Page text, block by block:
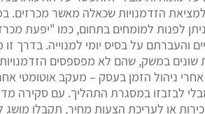
הזדמנויות שכאלה מאשר מכרזים.
לפנות למומחים בתחום, כמו "יפעת
והעברתם על בסיס יומי למנוייה. בדרך
שונים במשק, שהם לא מפספסים
ניהול הזמן בעסק – מעקב אוטומטי
לבזבזו במסגרת התהליך. עם סקירה
או לעריכת הצעות מחיר, תקבלו